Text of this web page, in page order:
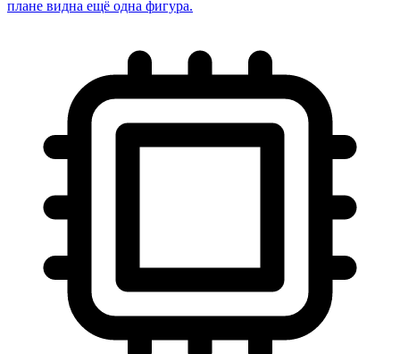
плане видна ещё одна фигура.